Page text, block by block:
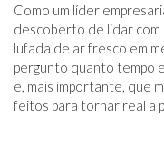
Como um líder
descoberto de lidar com
lufada de ar fresco em
pergunto quanto tempo
e, mais importante, que
feitos para tornar real a